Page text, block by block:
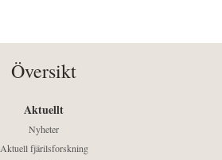
Översikt
Aktuellt
Nyheter
Aktuell fjärilsforskning